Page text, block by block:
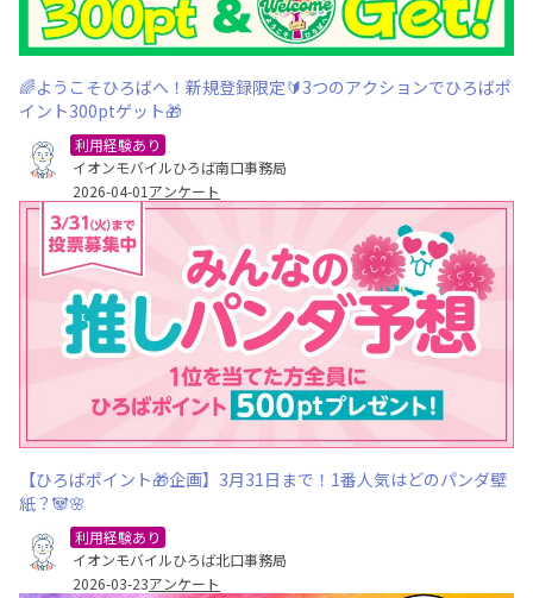
🌈ようこそひろばへ！新規登録限定🔰3つのアクションでひろばポ
イント300ptゲット🎁
利用経験あり
イオンモバイルひろば南口事務局
2026-04-01 アンケート
【ひろばポイント🎁企画】3月31日まで！1番人気はどのパンダ壁
紙？🐼🌸
利用経験あり
イオンモバイルひろば北口事務局
2026-03-23アンケート